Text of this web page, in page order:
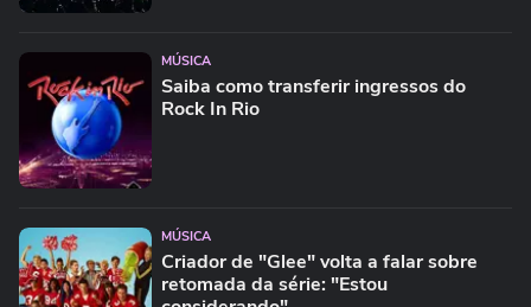
MÚSICA
Saiba como transferir ingressos do
Rock In Rio
MÚSICA
Criador de "Glee" volta a falar sobre
retomada da série: "Estou